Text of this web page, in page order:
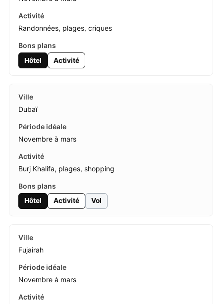
Randonnées, plages, criques
Hôtel Activité
Dubaï
Novembre à mars
Burj Khalifa, plages, shopping
Hôtel Activité Vol
Fujairah
Novembre à mars